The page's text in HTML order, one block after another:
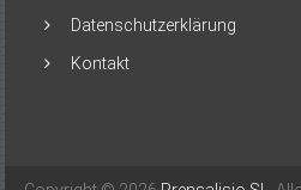
Datenschutzerklärung
Kontakt